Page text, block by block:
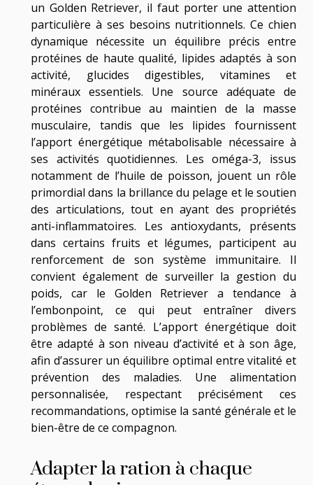
un Golden Retriever, il faut porter une attention
particulière à ses besoins nutritionnels. Ce chien
dynamique nécessite un équilibre précis entre
protéines de haute qualité, lipides adaptés à son
activité, glucides digestibles, vitamines et
minéraux essentiels. Une source adéquate de
protéines contribue au maintien de la masse
musculaire, tandis que les lipides fournissent
l’apport énergétique métabolisable nécessaire à
ses activités quotidiennes. Les oméga-3, issus
notamment de l’huile de poisson, jouent un rôle
primordial dans la brillance du pelage et le soutien
des articulations, tout en ayant des propriétés
anti-inflammatoires. Les antioxydants, présents
dans certains fruits et légumes, participent au
renforcement de son système immunitaire. Il
convient également de surveiller la gestion du
poids, car le Golden Retriever a tendance à
l’embonpoint, ce qui peut entraîner divers
problèmes de santé. L’apport énergétique doit
être adapté à son niveau d’activité et à son âge,
afin d’assurer un équilibre optimal entre vitalité et
prévention des maladies. Une alimentation
personnalisée, respectant précisément ces
recommandations, optimise la santé générale et le
bien-être de ce compagnon.
Adapter la ration à chaque